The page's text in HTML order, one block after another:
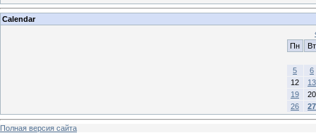
Calendar
Пн
Вт
5
6
12
13
19
20
26
27
Полная версия сайта